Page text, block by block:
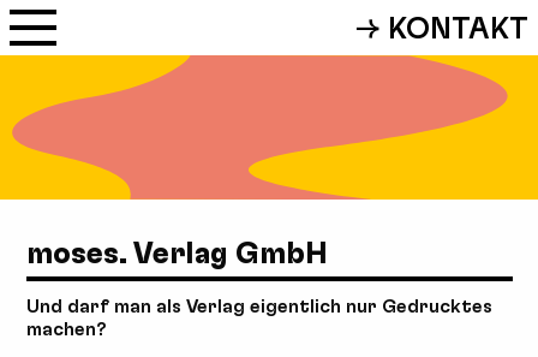
→ KONTAKT
moses. Verlag GmbH
Und darf man als Verlag eigentlich nur Gedrucktes
machen?